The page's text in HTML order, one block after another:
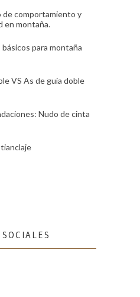
de comportamiento y
en montaña.
para montaña
VS As de guía doble
Nudo de cinta